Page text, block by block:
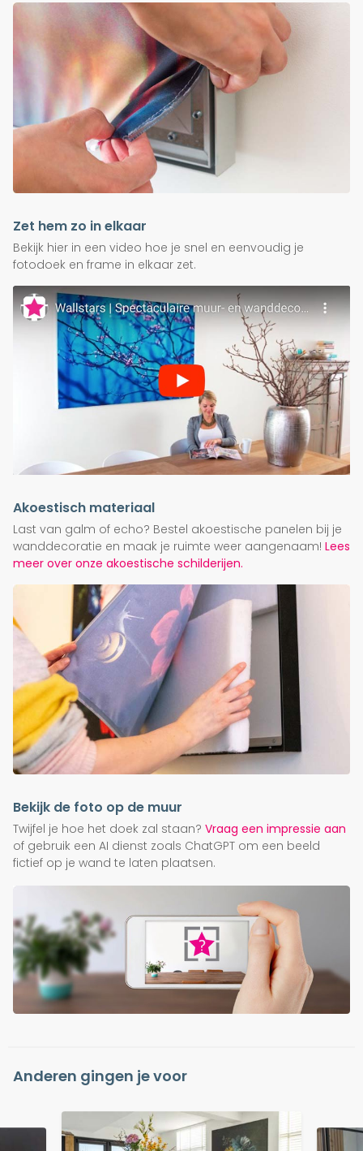
Zet hem zo in elkaar
Bekijk hier in een video hoe je snel en eenvoudig je
fotodoek en frame in elkaar zet.
Akoestisch materiaal
Last van galm of echo? Bestel akoestische panelen bij je
wanddecoratie en maak je ruimte weer aangenaam! Lees
meer over onze akoestische schilderijen.
Bekijk de foto op de muur
Twijfel je hoe het doek zal staan? Vraag een impressie aan
of gebruik een AI dienst zoals ChatGPT om een beeld
fictief op je wand te laten plaatsen.
Anderen gingen je voor